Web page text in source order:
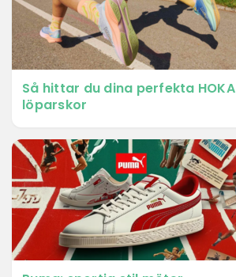
Så hittar du dina perfekta HOKA
löparskor